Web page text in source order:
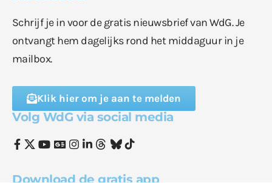
Schrijf je in voor de gratis nieuwsbrief van WdG. Je
ontvangt hem dagelijks rond het middaguur in je
mailbox.
Klik hier om je aan te melden
Volg WdG via social media
Download de gratis app